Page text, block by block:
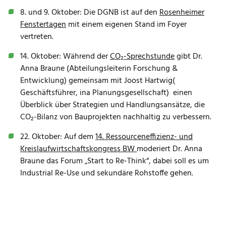
8. und 9. Oktober: Die DGNB ist auf denRosenheimer
Fenstertagenmit einem eigenen Stand im Foyer
vertreten.
14. Oktober: Während derCO₂-Sprechstundegibt Dr.
Anna Braune (Abteilungsleiterin Forschung &
Entwicklung) gemeinsam mit Joost Hartwig(
Geschäftsführer, ina Planungsgesellschaft) einen
Überblick über Strategien und Handlungsansätze, die
CO₂-Bilanz von Bauprojekten nachhaltig zu verbessern.
22. Oktober: Auf dem14. Ressourceneffizienz- und
Kreislaufwirtschaftskongress BWmoderiert Dr. Anna
Braune das Forum „Start to Re-Think“, dabei soll es um
Industrial Re-Use und sekundäre Rohstoffe gehen.